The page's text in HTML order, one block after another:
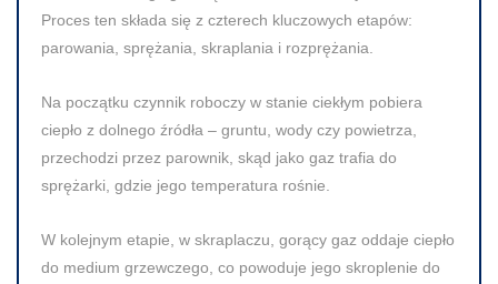
Proces ten składa się z czterech kluczowych etapów:
parowania, sprężania, skraplania i rozprężania.
Na początku czynnik roboczy w stanie ciekłym pobiera
ciepło z dolnego źródła – gruntu, wody czy powietrza,
przechodzi przez parownik, skąd jako gaz trafia do
sprężarki, gdzie jego temperatura rośnie.
W kolejnym etapie, w skraplaczu, gorący gaz oddaje ciepło
do medium grzewczego, co powoduje jego skroplenie do